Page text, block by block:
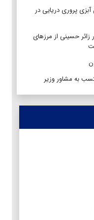
پروری دریایی در
بیش از ۵ میلیون و ۲۰۰ هزار زائر حسینی از مرزهای
به مشاور وزیر